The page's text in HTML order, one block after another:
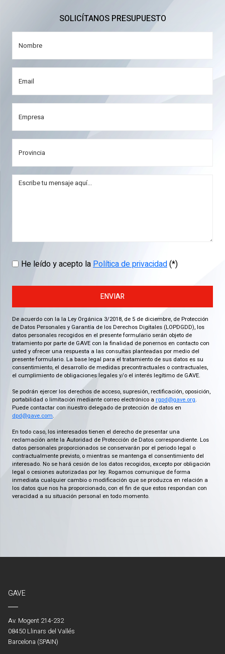
SOLICÍTANOS PRESUPUESTO
He leído y acepto la Política de privacidad(*)
ENVIAR
De acuerdo con la la Ley Orgánica 3/2018, de 5 de diciembre, de Protección
de Datos Personales y Garantía de los Derechos Digitales (LOPDGDD), los
datos personales recogidos en el presente formulario serán objeto de
tratamiento por parte de GAVE con la finalidad de ponernos en contacto con
usted y ofrecer una respuesta a las consultas planteadas por medio del
presente formulario. La base legal para el tratamiento de sus datos es su
consentimiento, el desarrollo de medidas precontractuales o contractuales,
el cumplimiento de obligaciones legales y/o el interés legítimo de GAVE.
Se podrán ejercer los derechos de acceso, supresión, rectificación, oposición,
portabilidad o limitación mediante correo electrónico a rgpd@gave.org.
Puede contactar con nuestro delegado de protección de datos en
dpd@gave.com.
En todo caso, los interesados tienen el derecho de presentar una
reclamación ante la Autoridad de Protección de Datos correspondiente. Los
datos personales proporcionados se conservarán por el periodo legal o
contractualmente previsto, o mientras se mantenga el consentimiento del
interesado. No se hará cesión de los datos recogidos, excepto por obligación
legal o cesiones autorizadas por ley. Rogamos comunique de forma
inmediata cualquier cambio o modificación que se produzca en relación a
los datos que nos ha proporcionado, con el fin de que estos respondan con
veracidad a su situación personal en todo momento.
GAVE
Av. Mogent 214-232
08450 Llinars del Vallés
Barcelona (SPAIN)